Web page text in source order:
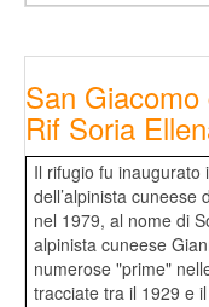
San
Rif Soria
Il rifugio fu inaugurato
dell’alpinista cuneese
nel 1979, al nome di
alpinista cuneese
numerose "prime"
tracciate tra il 1929 e